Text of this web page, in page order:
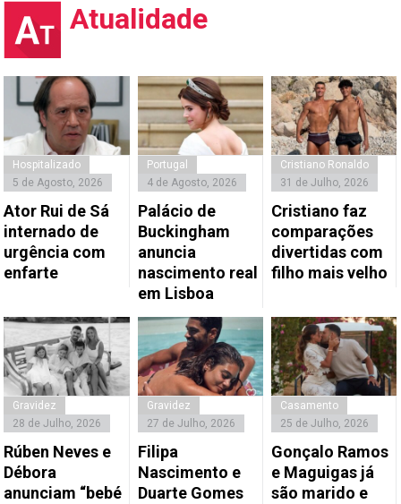
Atualidade
Hospitalizado
5 de Agosto, 2026
Ator Rui de Sá
internado de
urgência com
enfarte
Portugal
4 de Agosto, 2026
Palácio de
Buckingham
anuncia
nascimento real
em Lisboa
Cristiano Ronaldo
31 de Julho, 2026
Cristiano faz
comparações
divertidas com
filho mais velho
Gravidez
28 de Julho, 2026
Rúben Neves e
Débora
anunciam “bebé
Gravidez
27 de Julho, 2026
Filipa
Nascimento e
Duarte Gomes
Casamento
25 de Julho, 2026
Gonçalo Ramos
e Maguigas já
são marido e